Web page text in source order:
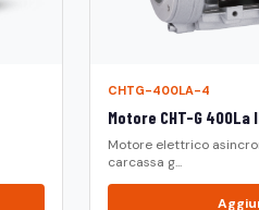
CHTG-400LA-4
Motore CHT-G 400La
Motore elettrico
carcassa g...